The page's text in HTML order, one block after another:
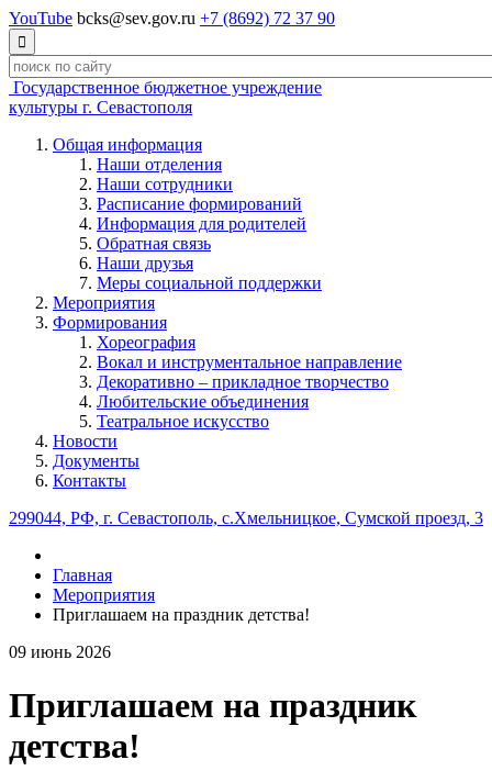
YouTube bcks@sev.gov.ru +7 (8692) 72 37 90

Государственное бюджетное учреждение
культуры г. Севастополя
Общая информация
Наши отделения
Наши сотрудники
Расписание формирований
Информация для родителей
Обратная связь
Наши друзья
Меры социальной поддержки
Мероприятия
Формирования
Хореография
Вокал и инструментальное направление
Декоративно – прикладное творчество
Любительские объединения
Театральное искусство
Новости
Документы
Контакты
299044, РФ, г. Севастополь, с.Хмельницкое, Сумской проезд, 3
Главная
Мероприятия
Приглашаем на праздник детства!
09 июнь 2026
Приглашаем на праздник
детства!